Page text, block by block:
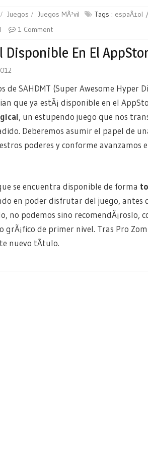
Juegos Juegos MÃ³vil Tags : espaÃ±ol
1 Comment
En El
de SAHDMT (Super Awesome Hyper
que ya estÃ¡ disponible en el
, un estupendo juego que nos
Deberemos asumir el papel de
poderes y conforme
se encuentra disponible de forma
en poder disfrutar del juego, antes
no podemos sino recomendÃ¡roslo,
de primer nivel. Tras Pro
nuevo tÃ­tulo.